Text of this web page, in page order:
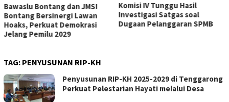
Bawaslu Bontang dan JMSI
Bontang Bersinergi Lawan
Hoaks, Perkuat Demokrasi
Jelang Pemilu 2029
Komisi IV Tunggu Hasil
Investigasi Satgas soal
Dugaan Pelanggaran SPMB
TAG: PENYUSUNAN RIP-KH
Penyusunan RIP-KH 2025-2029 di Tenggarong
Perkuat Pelestarian Hayati melalui Desa